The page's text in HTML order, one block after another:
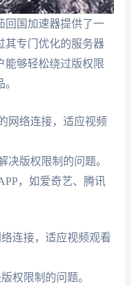
回国加速器提供了一
其专门优化的服务器
能够轻松绕过版权限
网络连接，适应视频
决版权限制的问题。
，如爱奇艺、腾讯
连接，适应视频观看
权限制的问题。